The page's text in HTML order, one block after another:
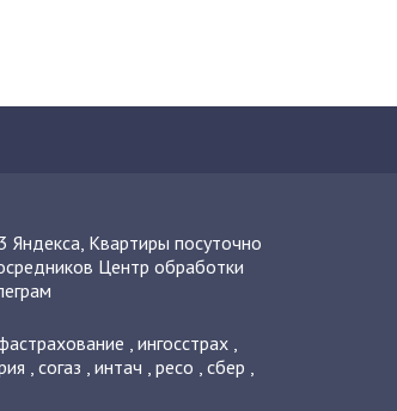
Яндекса, Квартиры посуточно
Центр обработки
, ингосстрах,
, согаз , интач , ресо , сбер ,